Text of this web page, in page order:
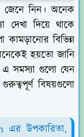
জেনে নিন। অনেক
দিয়ে থাকে
বিভিন্ন
হয়তো জানি
এ সমস্যা গুলো যেন
বিষয়গুলো
উপকারিতা,